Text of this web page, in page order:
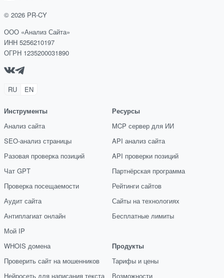
© 2026 PR-CY
ООО «Анализ Сайта»
ИНН 5256210197
ОГРН 1235200031890
RU EN
Инструменты
Анализ сайта
SEO-анализ страницы
Разовая проверка позиций
Чат GPT
Проверка посещаемости
Аудит сайта
Антиплагиат онлайн
Мой IP
WHOIS домена
Проверить сайт на мошенников
Нейросеть для написания текста
Ресурсы
MCP сервер для ИИ
API анализ сайта
API проверки позиций
Партнёрская программа
Рейтинги сайтов
Сайты на технологиях
Бесплатные лимиты
Продукты
Тарифы и цены
Возможности